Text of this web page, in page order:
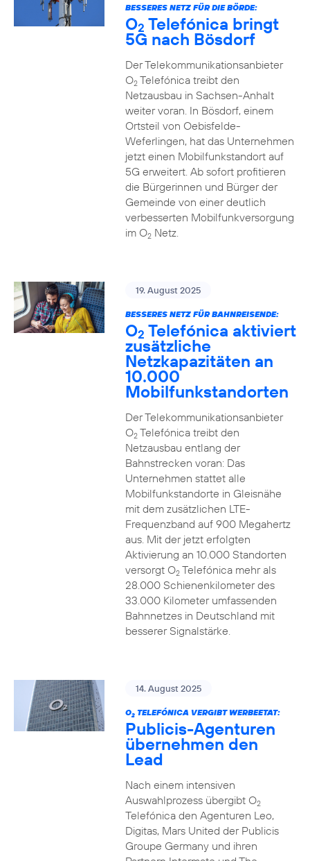
BESSERES NETZ FÜR DIE BÖRDE:
O2 Telefónica bringt
5G nach Bösdorf
Der Telekommunikationsanbieter
O2Telefónica treibt den
Netzausbau in Sachsen-Anhalt
weiter voran. In Bösdorf, einem
Ortsteil von Oebisfelde-
Weferlingen, hat das Unternehmen
jetzt einen Mobilfunkstandort auf
5G erweitert. Ab sofort profitieren
die Bürgerinnen und Bürger der
Gemeinde von einer deutlich
verbesserten Mobilfunkversorgung
im O2Netz.
19. August 2025
BESSERES NETZ FÜR BAHNREISENDE:
O2 Telefónica aktiviert
zusätzliche
Netzkapazitäten an
10.000
Mobilfunkstandorten
Der Telekommunikationsanbieter
O2Telefónica treibt den
Netzausbau entlang der
Bahnstrecken voran: Das
Unternehmen stattet alle
Mobilfunkstandorte in Gleisnähe
mit dem zusätzlichen LTE-
Frequenzband auf 900 Megahertz
aus. Mit der jetzt erfolgten
Aktivierung an 10.000 Standorten
versorgt O2Telefónica mehr als
28.000 Schienenkilometer des
33.000 Kilometer umfassenden
Bahnnetzes in Deutschland mit
besserer Signalstärke.
14. August 2025
O2TELEFÓNICA VERGIBT WERBEETAT:
Publicis-Agenturen
übernehmen den
Lead
Nach einem intensiven
Auswahlprozess übergibt O2
Telefónica den Agenturen Leo,
Digitas, Mars United der Publicis
Groupe Germany und ihren